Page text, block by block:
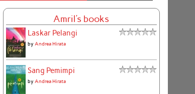
Amril's books
Laskar Pelangi
by Andrea Hirata
Sang Pemimpi
by Andrea Hirata